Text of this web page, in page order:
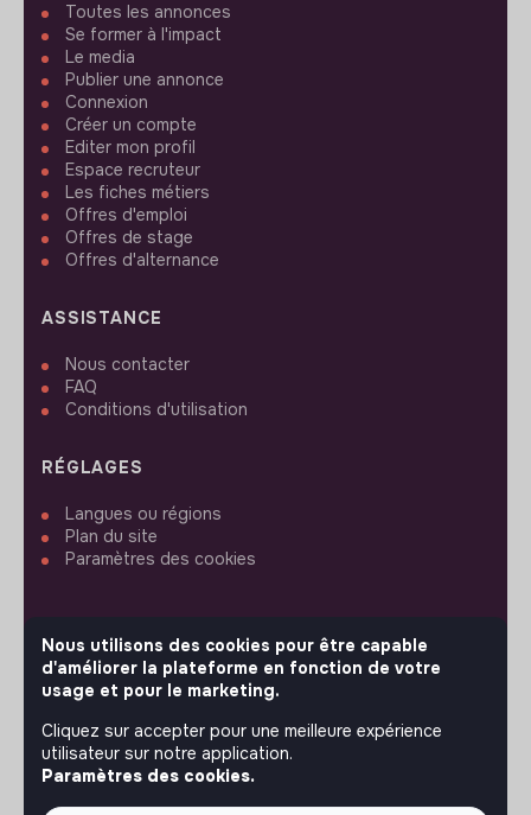
Toutes les annonces
Se former à l'impact
Le media
Publier une annonce
Connexion
Créer un compte
Editer mon profil
Espace recruteur
Les fiches métiers
Offres d'emploi
Offres de stage
Offres d'alternance
ASSISTANCE
Nous contacter
FAQ
Conditions d'utilisation
RÉGLAGES
Langues ou régions
Plan du site
Paramètres des cookies
SUIVEZ-NOUS
© 2026 jobs that makesense.
Nous utilisons des cookies pour être capable
d'améliorer la plateforme en fonction de votre
usage et pour le marketing.
Cliquez sur accepter pour une meilleure expérience
utilisateur sur notre application.
Paramètres des cookies.